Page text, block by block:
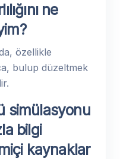
ne
özellikle
bulup düzeltmek
simülasyonu
bilgi
kaynaklar